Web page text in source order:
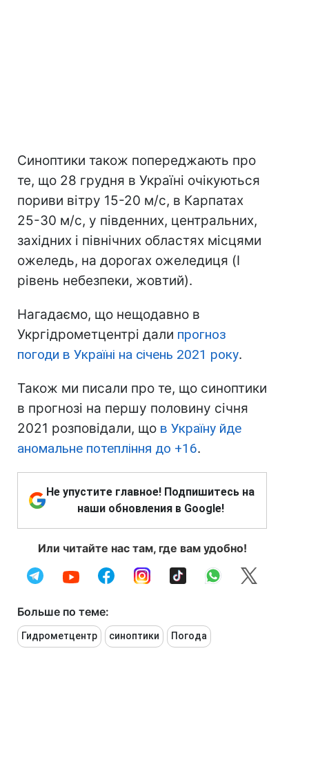
Синоптики також попереджають про
те, що 28 грудня в Україні очікуються
пориви вітру 15-20 м/с, в Карпатах
25-30 м/с, у південних, центральних,
західних і північних областях місцями
ожеледь, на дорогах ожеледиця (I
рівень небезпеки, жовтий).
Нагадаємо, що нещодавно в
Укргідрометцентрі дали прогноз
погоди в Україні на січень 2021 року.
Також ми писали про те, що синоптики
в прогнозі на першу половину січня
2021 розповідали, що в Україну йде
аномальне потепління до +16.
Не упустите главное! Подпишитесь на
наши обновления в Google!
Или читайте нас там, где вам удобно!
Больше по теме:
Гидрометцентр синоптики Погода